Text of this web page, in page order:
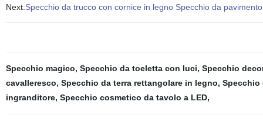
Next:Specchio da trucco con cornice in legno Specchio da
Specchio magico, Specchio da toeletta con luci, Specchio
cavalleresco, Specchio da terra rettangolare in legno, Specchio
ingranditore, Specchio cosmetico da tavolo a LED,